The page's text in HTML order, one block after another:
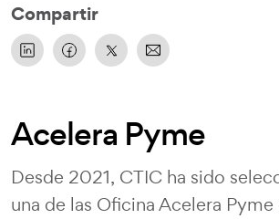
Compartir
Acelera Pyme
Desde 2021, CTIC ha sido
una de las Oficina Acelera Pyme